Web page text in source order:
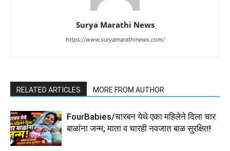
Surya Marathi News
https://www.suryamarathinews.com/
RELATED ARTICLES MORE FROM AUTHOR
FourBabies/चारबन येथे एका महिलेने दिला चार
बाळांना जन्म; माता व चारही नवजात बाळ सुरक्षित!